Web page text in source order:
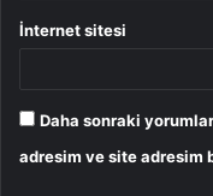
İnternet sitesi
Daha sonraki
adresim ve site adresim